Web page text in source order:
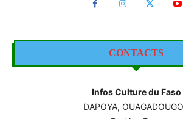
CONTACTS
Infos Culture du Faso
DAPOYA,